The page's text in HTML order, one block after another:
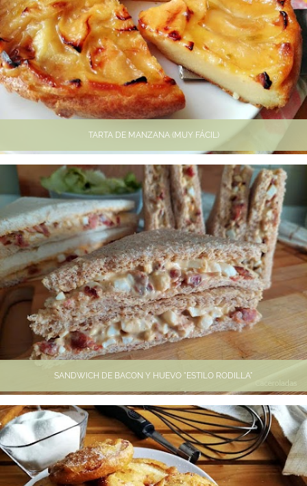
TARTA DE MANZANA (MUY FÁCIL)
SANDWICH DE BACON Y HUEVO "ESTILO RODILLA"